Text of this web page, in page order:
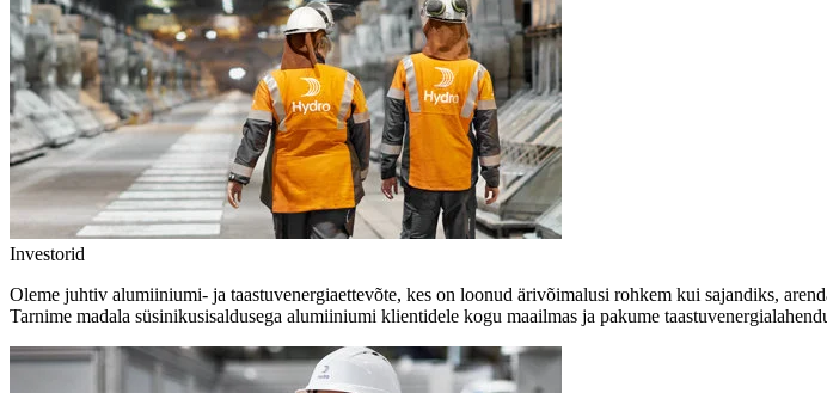
Investorid
Oleme juhtiv alumiiniumi- ja taastuvenergiaettevõte, kes on loonud ärivõimalusi rohkem kui sajandiks,
Tarnime madala süsinikusisaldusega alumiiniumi klientidele kogu maailmas ja pakume